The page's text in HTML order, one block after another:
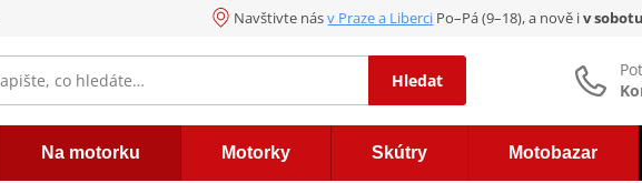
Navštivte násv Praze a Liberci Po–Pá (9–18), a nově iv sobotu
Hledat
Na motorku Motorky Skútry Motobazar